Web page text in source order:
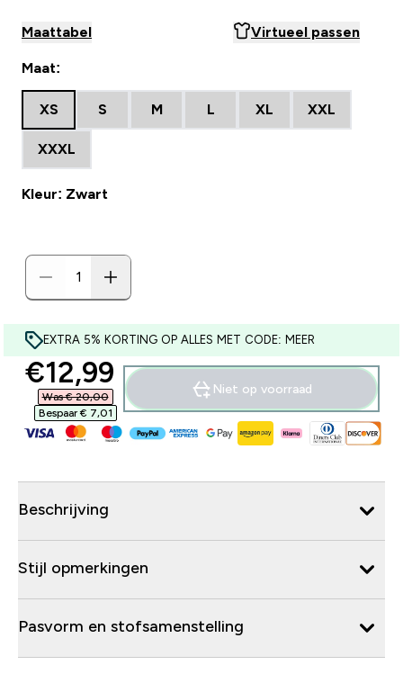
Maattabel Virtueel passen
Maat:
XS S M L XL XXL
XXXL
Kleur: Zwart
EXTRA 5% KORTING OP ALLES MET CODE: MEER
discounted price
€12,99‎
Was € 20,00‎
Bespaar € 7,01‎
Niet op voorraad
Beschrijving
Stijl opmerkingen
Pasvorm en stofsamenstelling